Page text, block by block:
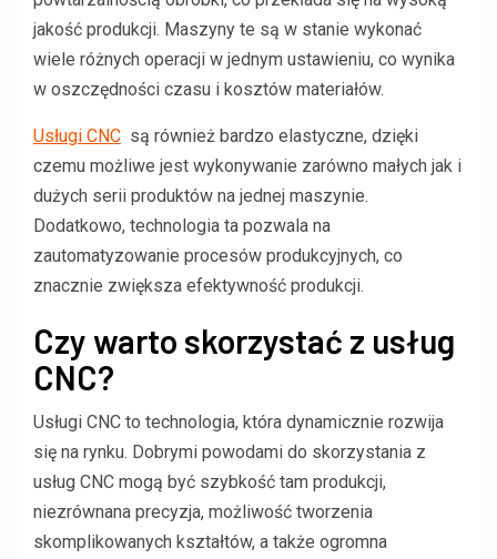
jakość produkcji. Maszyny te są w stanie wykonać
wiele różnych operacji w jednym ustawieniu, co wynika
w oszczędności czasu i kosztów materiałów.
Usługi CNC są również bardzo elastyczne, dzięki
czemu możliwe jest wykonywanie zarówno małych jak i
dużych serii produktów na jednej maszynie.
Dodatkowo, technologia ta pozwala na
zautomatyzowanie procesów produkcyjnych, co
znacznie zwiększa efektywność produkcji.
Czy warto skorzystać z usług
CNC?
Usługi CNC to technologia, która dynamicznie rozwija
się na rynku. Dobrymi powodami do skorzystania z
usług CNC mogą być szybkość tam produkcji,
niezrównana precyzja, możliwość tworzenia
skomplikowanych kształtów, a także ogromna